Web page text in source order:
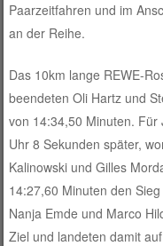
Paarzeitfahren und im
an der Reihe.
Das 10km lange REWE-
beendeten Oli Hartz und
von 14:34,50 Minuten.
Uhr 8 Sekunden später,
Kalinowski und Gilles
14:27,60 Minuten den
Nanja Emde und Marco
Ziel und landeten damit